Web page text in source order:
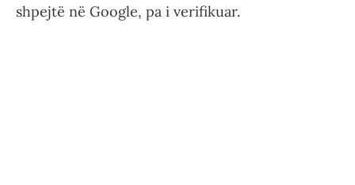
shpejtë në Google, pa i verifikuar.